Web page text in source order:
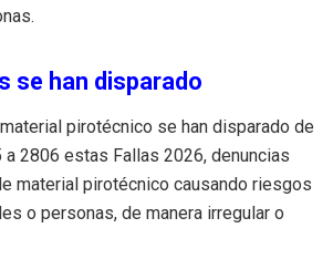
se han disparado
pirotécnico se han disparado de
a 2806 estas Fallas 2026, denuncias
material pirotécnico causando riesgos
o personas, de manera irregular o